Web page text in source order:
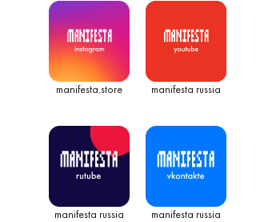
manifesta.store manifesta russia
manifesta russia manifesta russia